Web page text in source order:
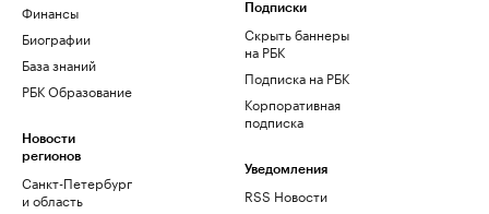
Финансы
Биографии
База знаний
РБК Образование
Новости
регионов
Санкт-Петербург
и область
Подписки
Скрыть баннеры
на РБК
Подписка на РБК
Корпоративная
подписка
Уведомления
RSS Новости